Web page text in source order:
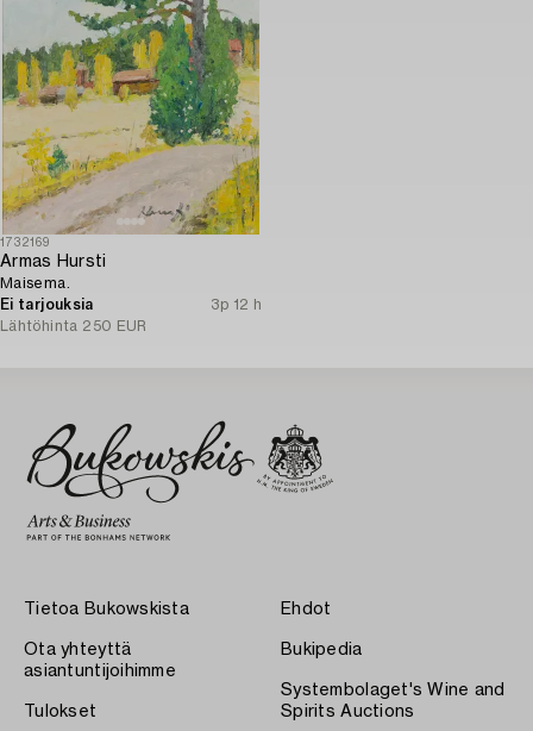
1732169
Armas Hursti
Maisema.
Ei tarjouksia
3p 12 h
Lähtöhinta 250 EUR
Tietoa Bukowskista
Ota yhteyttä
asiantuntijoihimme
Tulokset
Ehdot
Bukipedia
Systembolaget's Wine and
Spirits Auctions